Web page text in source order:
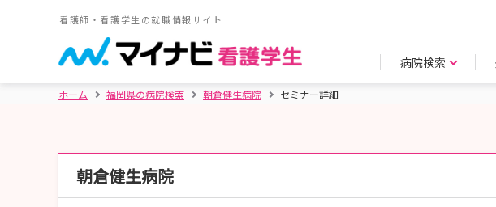
看護師・看護学生の就職情報サイト
病院検索
ホーム 福岡県の病院検索 朝倉健生病院 セミナー詳細
朝倉健生病院